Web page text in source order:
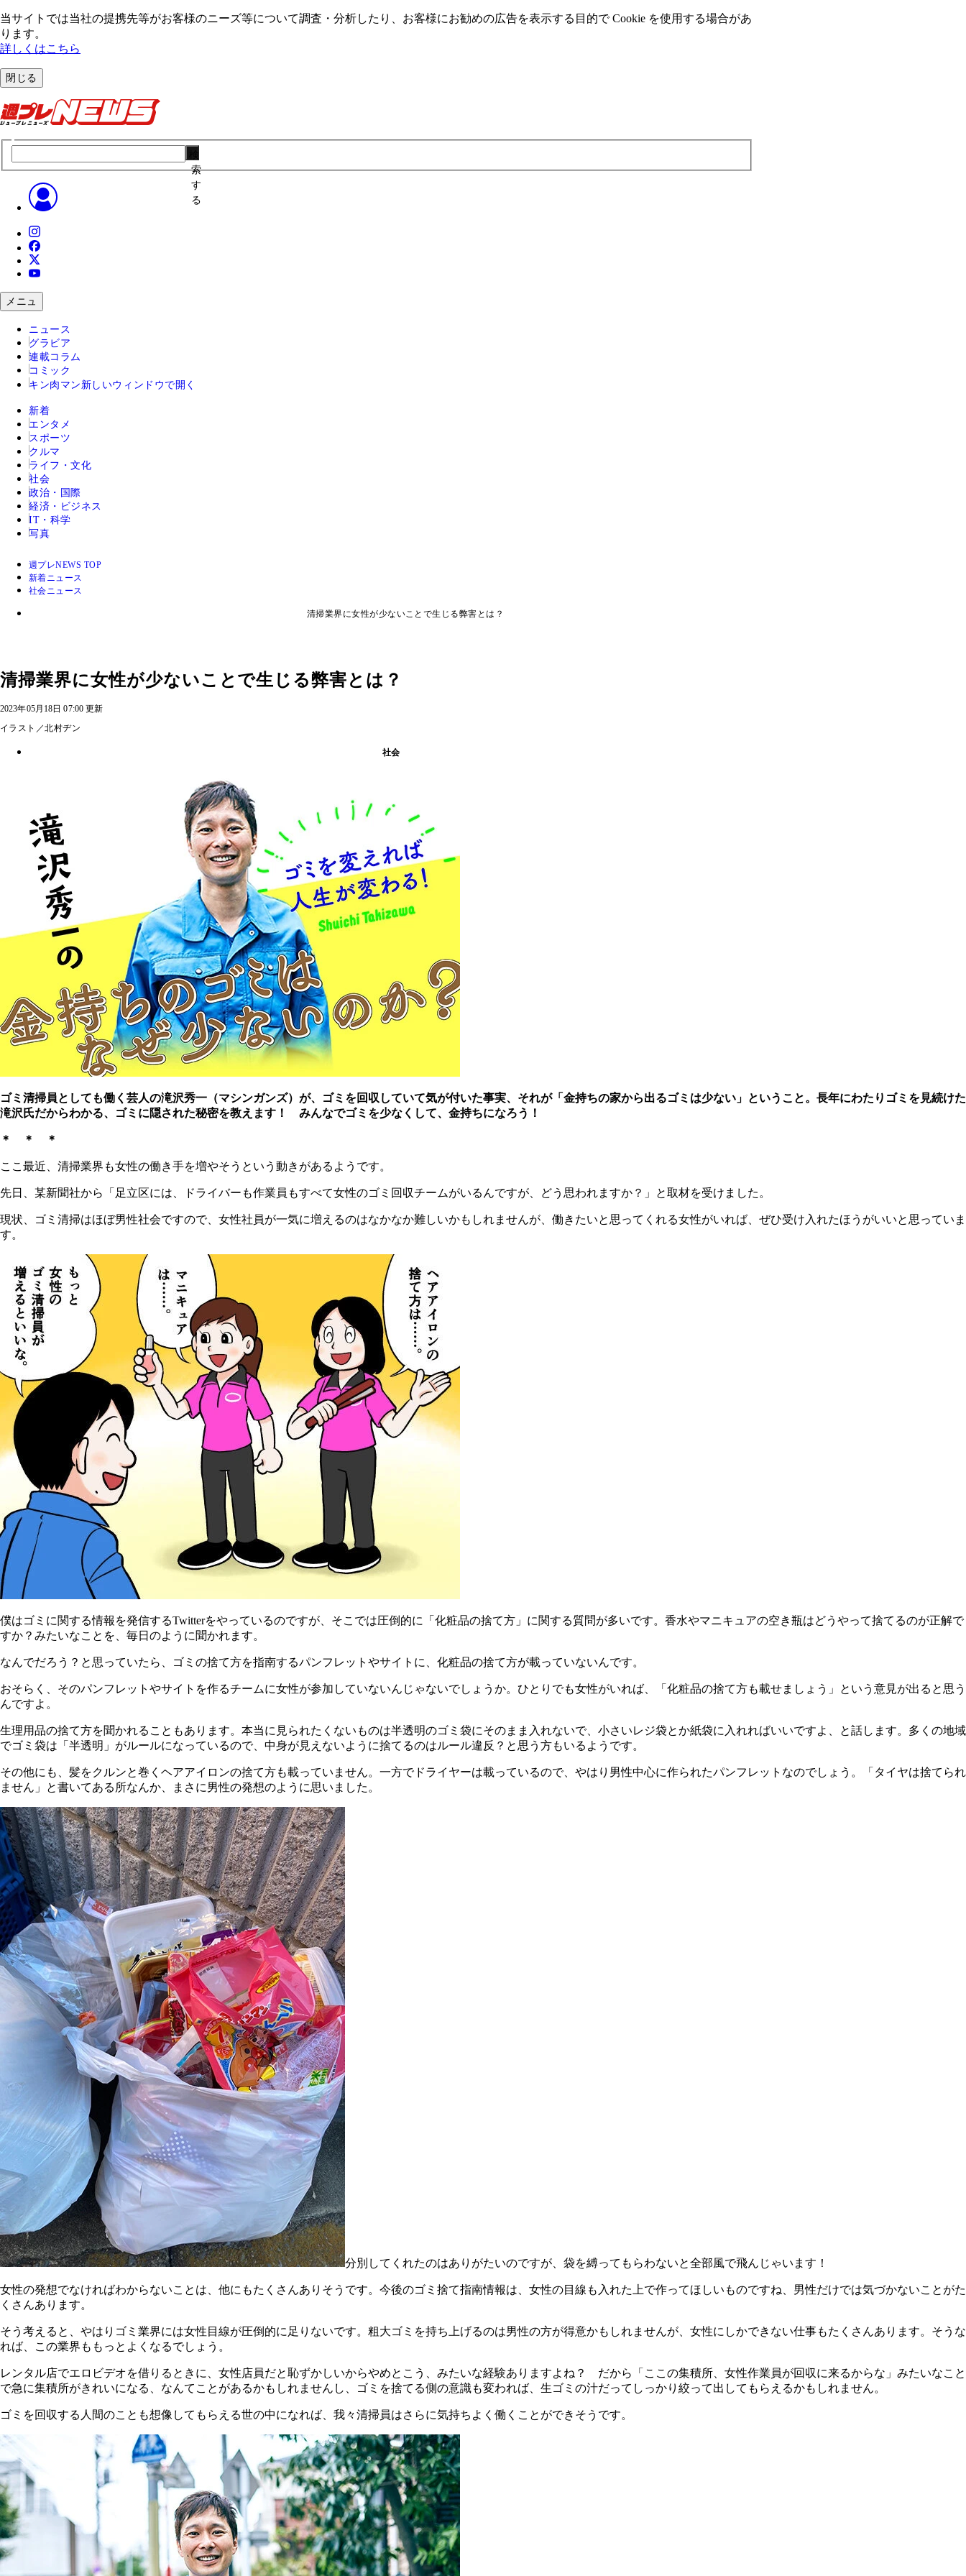
当サイトでは当社の提携先等がお客様のニーズ等について調査・分析したり、お客様にお勧めの広告を表⽰する⽬的で Cookie を使⽤する場合があ
ります。
詳しくはこちら
閉じる
索
す
る
メニュ
ニュース
グラビア
連載コラム
コミック
キン肉マン 新しいウィンドウで開く
新着
エンタメ
スポーツ
クルマ
ライフ・文化
社会
政治・国際
経済・ビジネス
IT・科学
写真
週プレNEWS TOP
新着ニュース
社会ニュース
清掃業界に女性が少ないことで生じる弊害とは？
清掃業界に女性が少ないことで生じる弊害とは？
2023年05月18日 07:00 更新
イラスト／北村ヂン
社会
ゴミ清掃員としても働く芸人の滝沢秀一（マシンガンズ）が、ゴミを回収していて気が付いた事実、それが「金持ちの家から出るゴミは少ない」ということ。長年にわたりゴミを見続けた
滝沢氏だからわかる、ゴミに隠された秘密を教えます！ みんなでゴミを少なくして、金持ちになろう！
＊ ＊ ＊
ここ最近、清掃業界も女性の働き手を増やそうという動きがあるようです。
先日、某新聞社から「足立区には、ドライバーも作業員もすべて女性のゴミ回収チームがいるんですが、どう思われますか？」と取材を受けました。
現状、ゴミ清掃はほぼ男性社会ですので、女性社員が一気に増えるのはなかなか難しいかもしれませんが、働きたいと思ってくれる女性がいれば、ぜひ受け入れたほうがいいと思っていま
す。
僕はゴミに関する情報を発信するTwitterをやっているのですが、そこでは圧倒的に「化粧品の捨て方」に関する質問が多いです。香水やマニキュアの空き瓶はどうやって捨てるのが正解で
すか？みたいなことを、毎日のように聞かれます。
なんでだろう？と思っていたら、ゴミの捨て方を指南するパンフレットやサイトに、化粧品の捨て方が載っていないんです。
おそらく、そのパンフレットやサイトを作るチームに女性が参加していないんじゃないでしょうか。ひとりでも女性がいれば、「化粧品の捨て方も載せましょう」という意見が出ると思う
んですよ。
生理用品の捨て方を聞かれることもあります。本当に見られたくないものは半透明のゴミ袋にそのまま入れないで、小さいレジ袋とか紙袋に入れればいいですよ、と話します。多くの地域
でゴミ袋は「半透明」がルールになっているので、中身が見えないように捨てるのはルール違反？と思う方もいるようです。
その他にも、髪をクルンと巻くヘアアイロンの捨て方も載っていません。一方でドライヤーは載っているので、やはり男性中心に作られたパンフレットなのでしょう。「タイヤは捨てられ
ません」と書いてある所なんか、まさに男性の発想のように思いました。
分別してくれたのはありがたいのですが、袋を縛ってもらわないと全部風で飛んじゃいます！
女性の発想でなければわからないことは、他にもたくさんありそうです。今後のゴミ捨て指南情報は、女性の目線も入れた上で作ってほしいものですね、男性だけでは気づかないことがた
くさんあります。
そう考えると、やはりゴミ業界には女性目線が圧倒的に足りないです。粗大ゴミを持ち上げるのは男性の方が得意かもしれませんが、女性にしかできない仕事もたくさんあります。そうな
れば、この業界ももっとよくなるでしょう。
レンタル店でエロビデオを借りるときに、女性店員だと恥ずかしいからやめとこう、みたいな経験ありますよね？ だから「ここの集積所、女性作業員が回収に来るからな」みたいなこと
で急に集積所がきれいになる、なんてことがあるかもしれませんし、ゴミを捨てる側の意識も変われば、生ゴミの汁だってしっかり絞って出してもらえるかもしれません。
ゴミを回収する人間のことも想像してもらえる世の中になれば、我々清掃員はさらに気持ちよく働くことができそうです。